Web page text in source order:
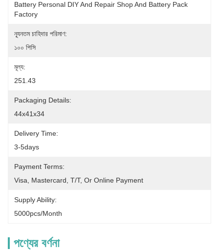
Battery Personal DIY And Repair Shop And Battery Pack
Factory
ন্যূনতম চাহিদার পরিমাণ:
১০০ পিসি
মূল্য:
251.43
Packaging Details:
44x41x34
Delivery Time:
3-5days
Payment Terms:
Visa, Mastercard, T/T, Or Online Payment
Supply Ability:
5000pcs/month
পণ্যের বর্ণনা